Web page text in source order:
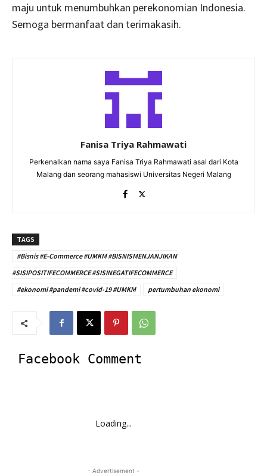
maju untuk menumbuhkan perekonomian Indonesia.
Semoga bermanfaat dan terimakasih.
Fanisa Triya Rahmawati
Perkenalkan nama saya Fanisa Triya Rahmawati asal dari Kota
Malang dan seorang mahasiswi Universitas Negeri Malang
TAGS
#Bisnis #E-Commerce #UMKM #BISNISMENJANJIKAN
#SISIPOSITIFECOMMERCE #SISINEGATIFECOMMERCE
#ekonomi #pandemi #covid-19 #UMKM
pertumbuhan ekonomi
Facebook Comment
Loading...
- Advertisement -